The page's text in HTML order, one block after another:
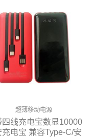
超薄移动电源
四线充电宝数显10000
充电宝 兼容Type-C/安